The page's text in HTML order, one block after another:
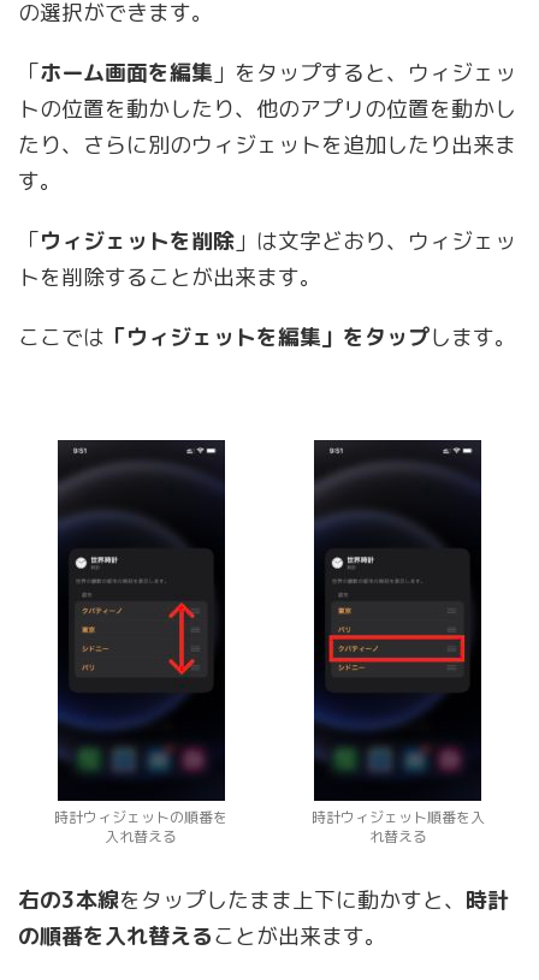
の選択ができます。
「ホーム画面を編集」をタップすると、ウィジェッ
トの位置を動かしたり、他のアプリの位置を動かし
たり、さらに別のウィジェットを追加したり出来ま
す。
「ウィジェットを削除」は文字どおり、ウィジェッ
トを削除することが出来ます。
ここでは 「ウィジェットを編集」をタップします。
時計ウィジェットの順番を
入れ替える
時計ウィジェット順番を入
れ替える
右の3本線をタップしたまま上下に動かすと、 時計
の順番を入れ替えることが出来ます。